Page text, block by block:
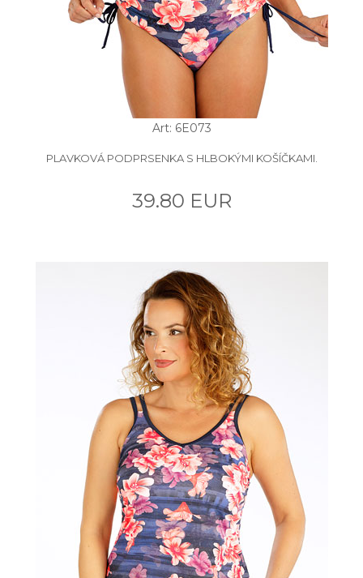
Art: 6E073
PLAVKOVÁ PODPRSENKA S HLBOKÝMI KOŠÍČKAMI.
39.80 EUR